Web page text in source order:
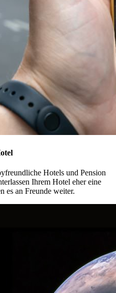
Hotels und Pension
Ihrem Hotel eher eine
es an Freunde weiter.